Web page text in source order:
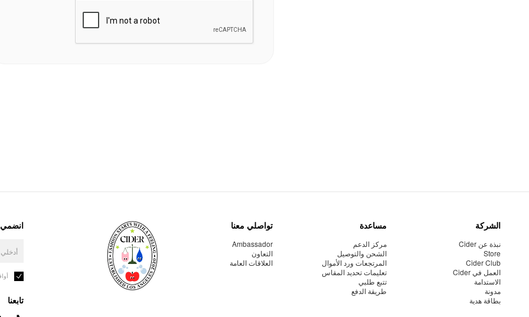
الشركة
نبذة عن Cider
Store
Cider Club
العمل في Cider
الاستدامة
مدونة
بطاقة هدية
مساعدة
مركز الدعم
الشحن والتوصيل
المرتجعات ورد الأموال
تعليمات تحديد المقاس
تتبع طلبي
طريقة الدفع
تواصلي معنا
Ambassador
التعاون
العلاقات العامة
انضمي
تابعنا